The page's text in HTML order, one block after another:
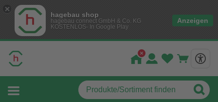
hagebau shop
hagebau connect GmbH & Co. KG
KOSTENLOS- In Google Play
Anzeigen